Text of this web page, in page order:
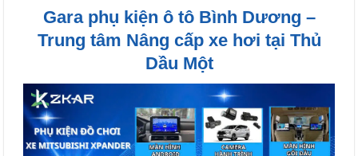
Gara phụ kiện ô tô Bình Dương –
Trung tâm Nâng cấp xe hơi tại Thủ
Dầu Một